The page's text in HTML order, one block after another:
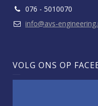
076 - 5010070
info@avs-
VOLG ONS OP